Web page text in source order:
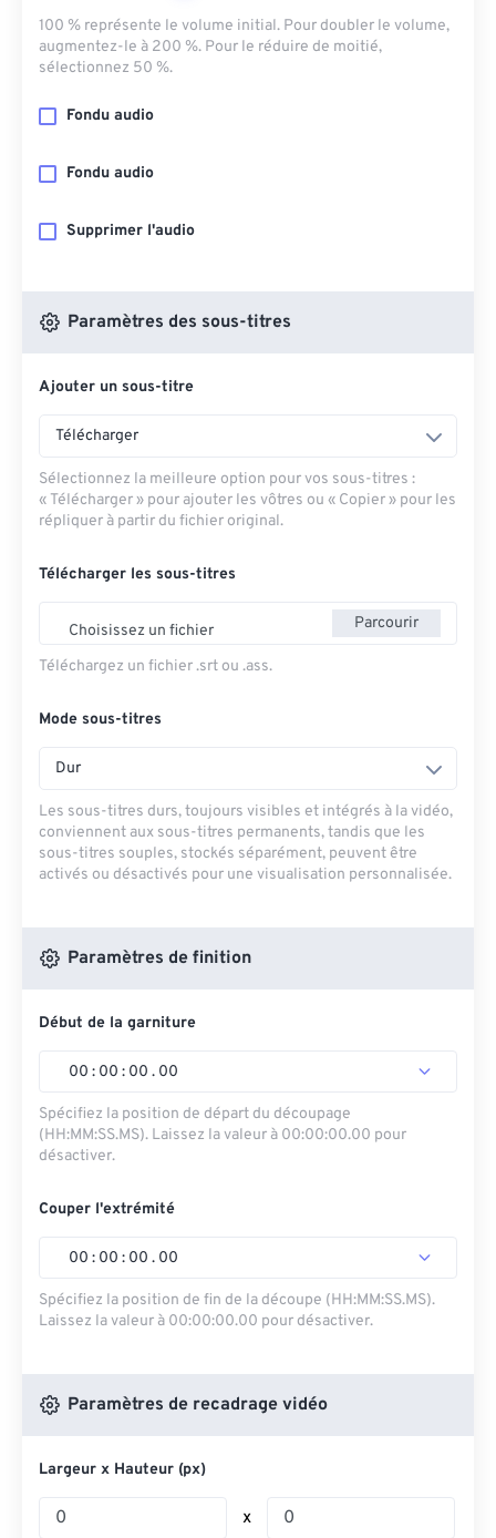
100 % représente le volume initial. Pour doubler le volume,
augmentez-le à 200 %. Pour le réduire de moitié,
sélectionnez 50 %.
Fondu audio
Fondu audio
Supprimer l'audio
Paramètres des sous-titres
Ajouter un sous-titre
Télécharger
Sélectionnez la meilleure option pour vos sous-titres :
« Télécharger » pour ajouter les vôtres ou « Copier » pour les
répliquer à partir du fichier original.
Télécharger les sous-titres
Choisissez un fichier Parcourir
Téléchargez un fichier .srt ou .ass.
Mode sous-titres
Dur
Les sous-titres durs, toujours visibles et intégrés à la vidéo,
conviennent aux sous-titres permanents, tandis que les
sous-titres souples, stockés séparément, peuvent être
activés ou désactivés pour une visualisation personnalisée.
Paramètres de finition
Début de la garniture
00 : 00 : 00 . 00
Spécifiez la position de départ du découpage
(HH:MM:SS.MS). Laissez la valeur à 00:00:00.00 pour
désactiver.
Couper l'extrémité
00 : 00 : 00 . 00
Spécifiez la position de fin de la découpe (HH:MM:SS.MS).
Laissez la valeur à 00:00:00.00 pour désactiver.
Paramètres de recadrage vidéo
Largeur x Hauteur (px)
x